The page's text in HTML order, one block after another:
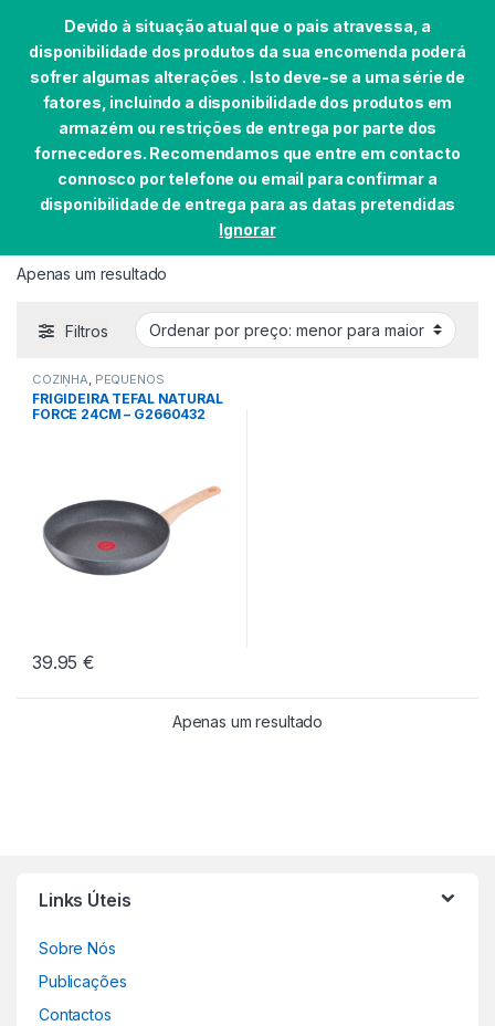
Devido à situação atual que o pais atravessa, a
disponibilidade dos produtos da sua encomenda poderá
sofrer algumas alterações . Isto deve-se a uma série de
fatores, incluindo a disponibilidade dos produtos em
armazém ou restrições de entrega por parte dos
fornecedores. Recomendamos que entre em contacto
connosco por telefone ou email para confirmar a
disponibilidade de entrega para as datas pretendidas
Ignorar
Skip to navigation
Skip to content
EAN do produto 3168430311534
Apenas um resultado
Filtros
COZINHA PEQUENOS
DOMÉSTICOS
FRIGIDEIRA TEFAL NATURAL
FORCE 24CM – G2660432
39.95€
Apenas um resultado
Links Úteis
Sobre Nós
Publicações
Contactos